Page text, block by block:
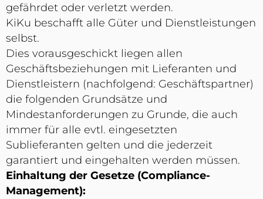
gefährdet oder verletzt werden.
KiKu beschafft alle Güter und Dienstleistungen
selbst.
Dies vorausgeschickt liegen allen
Geschäftsbeziehungen mit Lieferanten und
Dienstleistern (nachfolgend: Geschäftspartner)
die folgenden Grundsätze und
Mindestanforderungen zu Grunde, die auch
immer für alle evtl. eingesetzten
Sublieferanten gelten und die jederzeit
garantiert und eingehalten werden müssen.
Einhaltung der Gesetze (Compliance-
Management):